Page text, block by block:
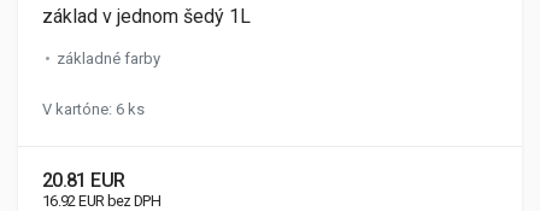
základ v jednom šedý 1L
základné farby
V kartóne: 6 ks
20.81 EUR
16.92 EUR bez DPH